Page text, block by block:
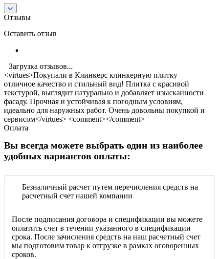
Отзывы
Оставить отзыв
Загрузка отзывов...
<virtues>Покупали в Клинкерс клинкерную плитку –
отличное качество и стильный вид! Плитка с красивой
текстурой, выглядит натурально и добавляет изысканности
фасаду. Прочная и устойчивая к погодным условиям,
идеально для наружных работ. Очень довольны покупкой и
сервисом</virtues> <comment></comment>
Оплата
Вы всегда можете выбрать один из наиболее
удобных вариантов оплаты:
Безналичный расчет путем перечисления средств на
расчетный счет нашей компании
После подписания договора и спецификации вы можете
оплатить счет в течении указанного в спецификации
срока. После зачисления средств на наш расчетный счет
мы подготовим товар к отгрузке в рамках оговоренных
сроков.